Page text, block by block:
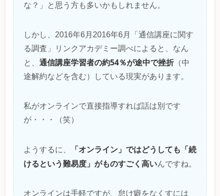
な？」と思う方も多いかもしれません。
しかし、2016年6月2016年6月「通信講座に関す
る調査」リンクアカデミー調べによると、なん
と、 通信講座学習者の約54％が途中で挫折 （中
途解約などを含む）している現実があります。
私がオンラインで直接指導すれば話は別です
が・・・（笑）
ようするに、
「オンライン」ではどうしても「続
けるという難易度」がものすごく高いんですね。
オンラインは手軽ですが、怠け癖をなくすには